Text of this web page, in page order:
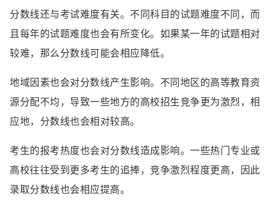
分数线还与考试难度有关。不同科目的试题难度不同，而
且每年的试题难度也会有所变化。如果某一年的试题相对
较难，那么分数线可能会相应降低。
地域因素也会对分数线产生影响。不同地区的高等教育资
源分配不均，导致一些地方的高校招生竞争更为激烈，相
应地，分数线也会相对较高。
考生的报考热度也会对分数线造成影响。一些热门专业或
高校往往受到更多考生的追捧，竞争激烈程度更高，因此
录取分数线也会相应提高。